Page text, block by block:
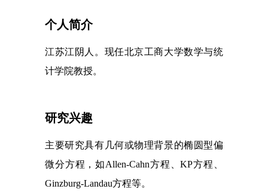
个人简介
江苏江阴 人 。 现任北京工商大学数学与统
计学院教授。
研究兴趣
主要研究具有几何或物理背景的椭圆型偏
微分方程，如Allen-Cahn方程、KP方程、
Ginzburg-Landau方程等。